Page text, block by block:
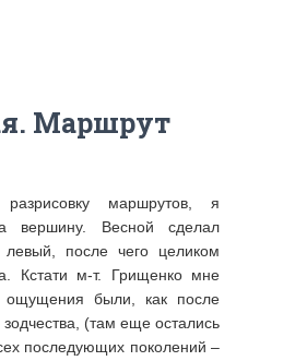
Маршрут
маршрутов, я
вершину. Весной сделал
левый, после чего целиком
Кстати м-т. Грищенко мне
ощущения были, как после
(там еще остались
последующих поколений –